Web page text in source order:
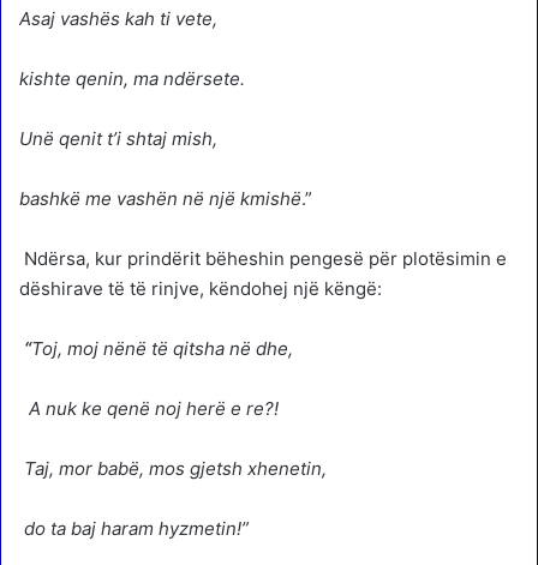
Asaj vashës kah ti vete,
kishte qenin, ma ndërsete.
Unë qenit t’i shtaj mish,
bashkë me vashën në një kmishë.”
Ndërsa, kur prindërit bëheshin pengesë për plotësimin e
dëshirave të të rinjve, këndohej një këngë:
“Toj, moj nënë të qitsha në dhe,
A nuk ke qenë noj herë e re?!
Taj, mor babë, mos gjetsh xhenetin,
do ta baj haram hyzmetin!”